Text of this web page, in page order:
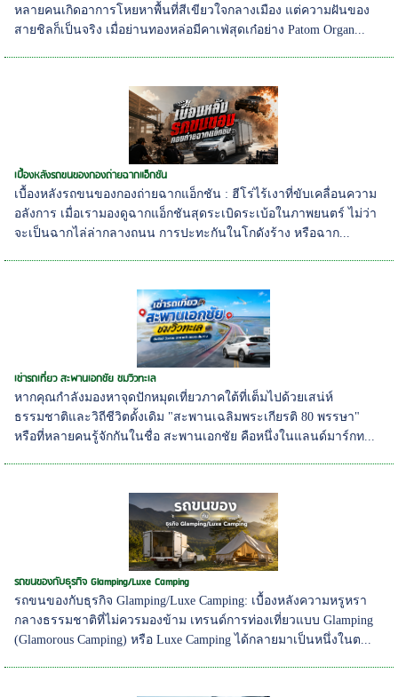
หลายคนเกิดอาการโหยหาพื้นที่สีเขียวใจกลางเมือง แต่ความฝันของ
สายชิลก็เป็นจริง เมื่อย่านทองหล่อมีคาเฟ่สุดเก๋อย่าง Patom Organ...
เบื้องหลังรถขนของกองถ่ายฉากแอ็กชัน
เบื้องหลังรถขนของกองถ่ายฉากแอ็กชัน : ฮีโร่ไร้เงาที่ขับเคลื่อนความ
อลังการ เมื่อเรามองดูฉากแอ็กชันสุดระเบิดระเบ้อในภาพยนตร์ ไม่ว่า
จะเป็นฉากไล่ล่ากลางถนน การปะทะกันในโกดังร้าง หรือฉาก...
เช่ารถเที่ยว สะพานเอกชัย ชมวิวทะเล
หากคุณกำลังมองหาจุดปักหมุดเที่ยวภาคใต้ที่เต็มไปด้วยเสน่ห์
ธรรมชาติและวิถีชีวิตดั้งเดิม "สะพานเฉลิมพระเกียรติ 80 พรรษา"
หรือที่หลายคนรู้จักกันในชื่อ สะพานเอกชัย คือหนึ่งในแลนด์มาร์กท...
รถขนของกับธุรกิจ Glamping/Luxe Camping
รถขนของกับธุรกิจ Glamping/Luxe Camping: เบื้องหลังความหรูหรา
กลางธรรมชาติที่ไม่ควรมองข้าม เทรนด์การท่องเที่ยวแบบ Glamping
(Glamorous Camping) หรือ Luxe Camping ได้กลายมาเป็นหนึ่งในต...